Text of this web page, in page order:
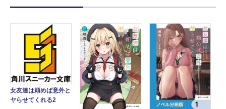
女友達は頼めば意外と
ヤらせてくれる2